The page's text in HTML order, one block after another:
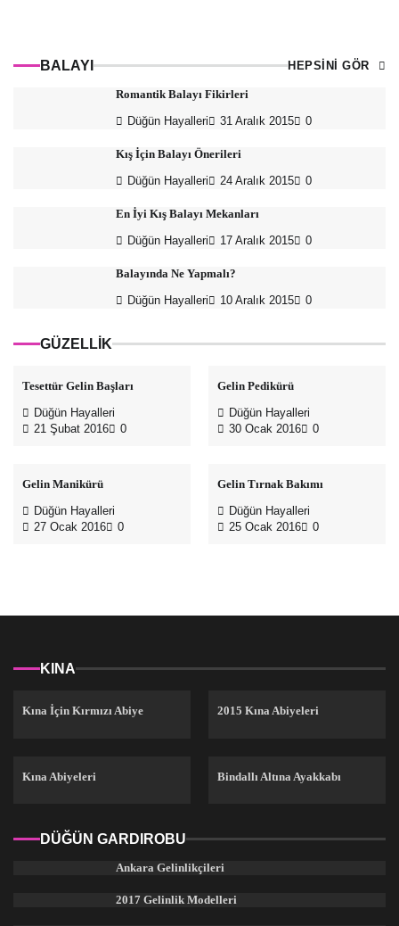
BALAYI HEPSİNİ GÖR
Romantik Balayı Fikirleri
Düğün Hayalleri 31 Aralık 2015 0
Kış İçin Balayı Önerileri
Düğün Hayalleri 24 Aralık 2015 0
En İyi Kış Balayı Mekanları
Düğün Hayalleri 17 Aralık 2015 0
Balayında Ne Yapmalı?
Düğün Hayalleri 10 Aralık 2015 0
GÜZELLİK
Tesettür Gelin Başları
Düğün Hayalleri
21 Şubat 2016
0
Gelin Pedikürü
Düğün Hayalleri
30 Ocak 2016
0
Gelin Manikürü
Düğün Hayalleri
27 Ocak 2016
0
Gelin Tırnak Bakımı
Düğün Hayalleri
25 Ocak 2016
0
KINA
Kına İçin Kırmızı Abiye 2015 Kına Abiyeleri
Kına Abiyeleri Bindallı Altına Ayakkabı
DÜĞÜN GARDIROBU
Ankara Gelinlikçileri
2017 Gelinlik Modelleri